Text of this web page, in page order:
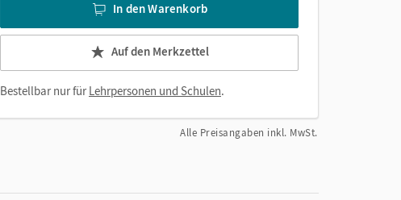
In den Warenkorb
Auf den Merkzettel
Bestellbar nur fürLehrpersonen und Schulen.
Alle Preisangaben inkl. MwSt.